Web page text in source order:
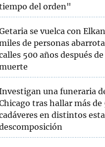
del orden"
se vuelca con
de personas
500 años después de
una funeraria
tras hallar más de
en distintos